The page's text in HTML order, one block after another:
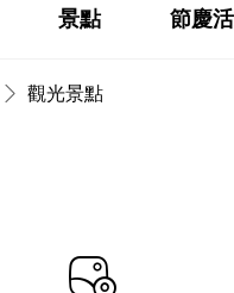
景點 節慶
觀光景點